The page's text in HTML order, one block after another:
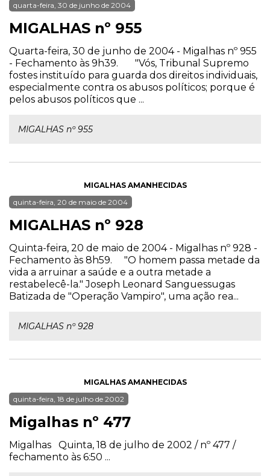
quarta-feira, 30 de junho de 2004
MIGALHAS nº 955
Quarta-feira, 30 de junho de 2004 - Migalhas nº 955
- Fechamento às 9h39. "Vós, Tribunal Supremo
fostes instituído para guarda dos direitos individuais,
especialmente contra os abusos políticos; porque é
pelos abusos políticos que ...
MIGALHAS nº 955
MIGALHAS AMANHECIDAS
quinta-feira, 20 de maio de 2004
MIGALHAS nº 928
Quinta-feira, 20 de maio de 2004 - Migalhas nº 928 -
Fechamento às 8h59. "O homem passa metade da
vida a arruinar a saúde e a outra metade a
restabelecê-la." Joseph Leonard Sanguessugas
Batizada de "Operação Vampiro", uma ação rea...
MIGALHAS nº 928
MIGALHAS AMANHECIDAS
quinta-feira, 18 de julho de 2002
Migalhas nº 477
Migalhas Quinta, 18 de julho de 2002 / nº 477 /
fechamento às 6:50 ...